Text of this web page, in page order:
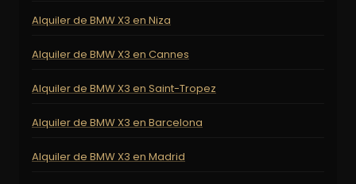
Alquiler de BMW X3 en Niza
Alquiler de BMW X3 en Cannes
Alquiler de BMW X3 en Saint-Tropez
Alquiler de BMW X3 en Barcelona
Alquiler de BMW X3 en Madrid